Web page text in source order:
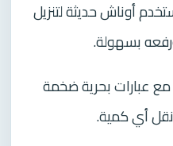
أوناش حديثة لتنزيل
بسهولة.
مع عبارات بحرية ضخمة
أي كمية.